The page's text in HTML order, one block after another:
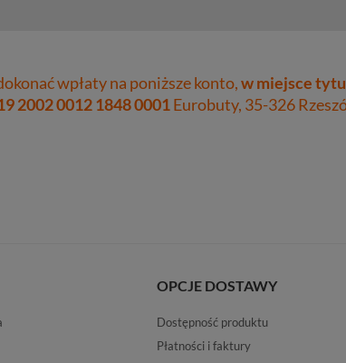
wpłaty na poniższe konto,w miejsce
2002 0012 1848 0001Eurobuty, 35-326
OPCJE DOSTAWY
Dostępność produktu
Płatności i faktury